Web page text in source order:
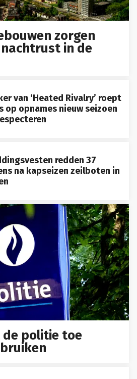
zorgen
in de
van ‘Heated Rivalry’ roept
op opnames nieuw seizoen
redden 37
na kapseizen zeilboten in
politie toe